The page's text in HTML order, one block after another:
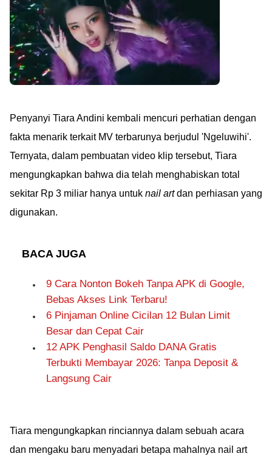
Penyanyi Tiara Andini kembali mencuri perhatian dengan
fakta menarik terkait MV terbarunya berjudul 'Ngeluwihi'.
Ternyata, dalam pembuatan video klip tersebut, Tiara
mengungkapkan bahwa dia telah menghabiskan total
sekitar Rp 3 miliar hanya untuk nail artdan perhiasan yang
digunakan.
BACA JUGA
9 Cara Nonton Bokeh Tanpa APK di Google,
Bebas Akses Link Terbaru!
6 Pinjaman Online Cicilan 12 Bulan Limit
Besar dan Cepat Cair
12 APK Penghasil Saldo DANA Gratis
Terbukti Membayar 2026: Tanpa Deposit &
Langsung Cair
Tiara mengungkapkan rinciannya dalam sebuah acara
dan mengaku baru menyadari betapa mahalnya nail art